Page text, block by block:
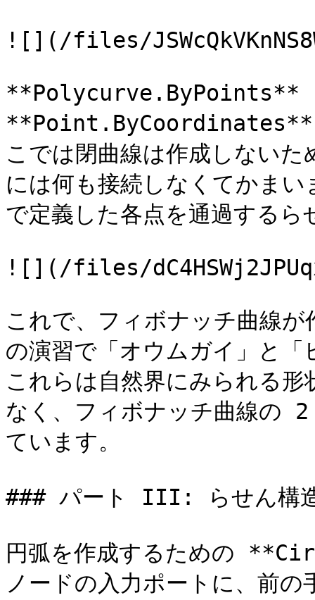
![](/files/
**Polycurve.ByPoints**
**Point.ByCoordinates**
こでは閉曲線は作成しな
には何も接続しなくてかま
で定義した各点を通過するら
![](/files/
これで、フィボナッチ曲線
の演習で「オウムガイ」と
これらは自然界にみられる
なく、フィボナッチ曲線の
ています。
### パート III: らせん構造
円弧を作成するための
ノードの入力ポートに、前